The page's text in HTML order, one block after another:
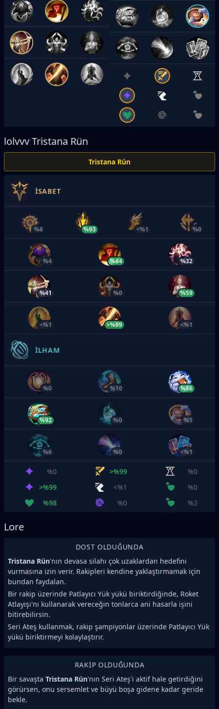
lolvvvTristana Rün
Tristana Rün
İSABET
%6 %93 <%1 %0
%4 %64 %32
%41 %0 %59
<%1 >%99 <%1
İLHAM
%0 %10 %86
%92 %0 %5
%6 %0 <%1
%0 >%99
%0
>%99
<%1
%0
%98
%0 %2
Lore
DOST OLDUĞUNDA
Tristana Rün'nın devasa silahı çok uzaklardan hedefini
vurmasına izin verir. Rakipleri kendine yaklaştırmamak için
bundan faydalan.
Bir rakip üzerinde Patlayıcı Yük yükü biriktirdiğinde, Roket
Atlayışı'nı kullanarak vereceğin tonlarca ani hasarla işini
bitirebilirsin.
Seri Ateş kullanmak, rakip şampiyonlar üzerinde Patlayıcı Yük
yükü biriktirmeyi kolaylaştırır.
RAKIP OLDUĞUNDA
Bir savaşta Tristana Rün'nın Seri Ateş'i aktif hale getirdiğini
görürsen, onu sersemlet ve büyü boşa gidene kadar geride
bekle.